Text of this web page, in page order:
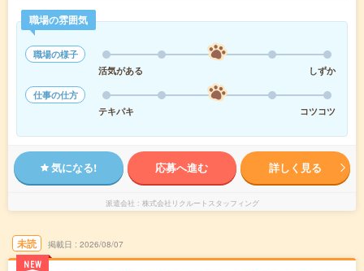
職場の雰囲気
職場の様子
活気がある
しずか
仕事の仕方
テキパキ
コツコツ
気になる! 応募へ進む 詳しく見る
派遣会社 株式会社リクルートスタッフィング
未読
NEW
掲載日 2026/08/07